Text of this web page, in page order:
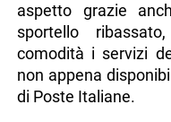
aspetto grazie
sportello
comodità i servizi
non appena
di Poste Italiane.